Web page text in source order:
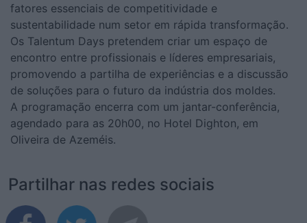
fatores essenciais de competitividade e
sustentabilidade num setor em rápida transformação.
Os Talentum Days pretendem criar um espaço de
encontro entre profissionais e líderes empresariais,
promovendo a partilha de experiências e a discussão
de soluções para o futuro da indústria dos moldes.
A programação encerra com um jantar-conferência,
agendado para as 20h00, no Hotel Dighton, em
Oliveira de Azeméis.
Partilhar nas redes sociais